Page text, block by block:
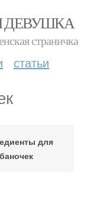
ДЕВУШКА
страничка
статьи
для
баночек